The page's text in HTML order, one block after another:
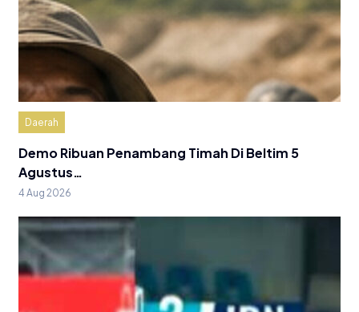
Daerah
Demo Ribuan Penambang Timah Di Beltim 5
Agustus…
4 Aug 2026